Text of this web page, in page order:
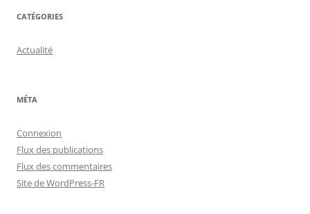
CATÉGORIES
Actualité
MÉTA
Connexion
Flux des publications
Flux des commentaires
Site de WordPress-FR